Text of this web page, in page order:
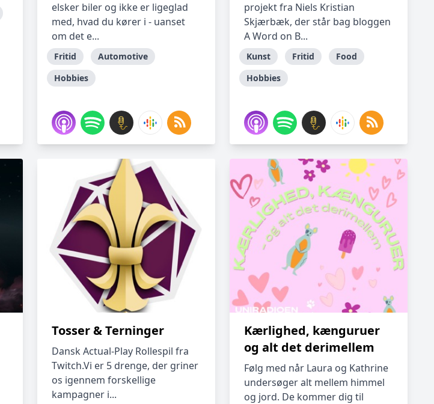
elsker biler og ikke er ligeglad
med, hvad du kører i - uanset
om det e...
Fritid
Automotive
Hobbies
projekt fra Niels Kristian
Skjærbæk, der står bag bloggen
A Word on B...
Kunst Fritid
Food
Hobbies
Tosser & Terninger
Dansk Actual-Play Rollespil fra
Twitch.Vi er 5 drenge, der griner
os igennem forskellige
kampagner i...
Kærlighed, kænguruer
og alt det derimellem
Følg med når Laura og Kathrine
undersøger alt mellem himmel
og jord. De kommer dig til